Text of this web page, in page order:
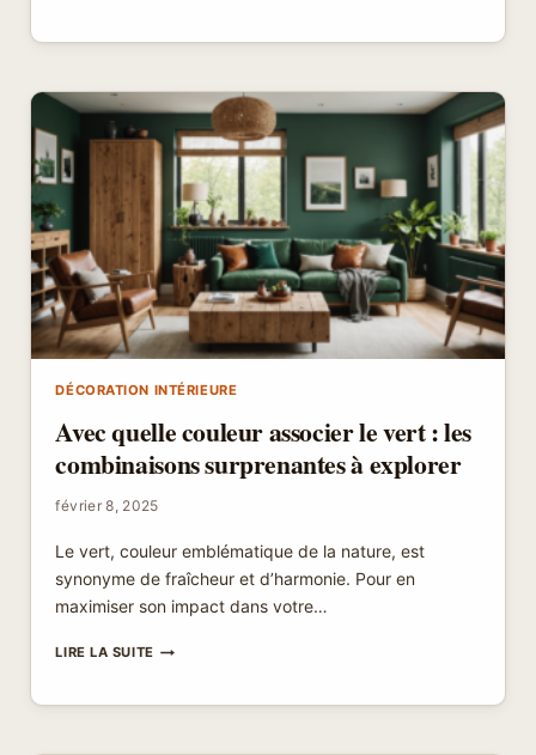
HOME
ASTUCES
POUR
ESPACE
ACCUEILLANT
PAS
MANQUER
DÉCORATION INTÉRIEURE
Avec quelle couleur associer le vert : les
combinaisons surprenantes à explorer
février 8, 2025
Le vert, couleur emblématique de la nature, est
synonyme de fraîcheur et d’harmonie. Pour en
maximiser son impact dans votre…
LIRE LA SUITEAVEC
ASSOCIER